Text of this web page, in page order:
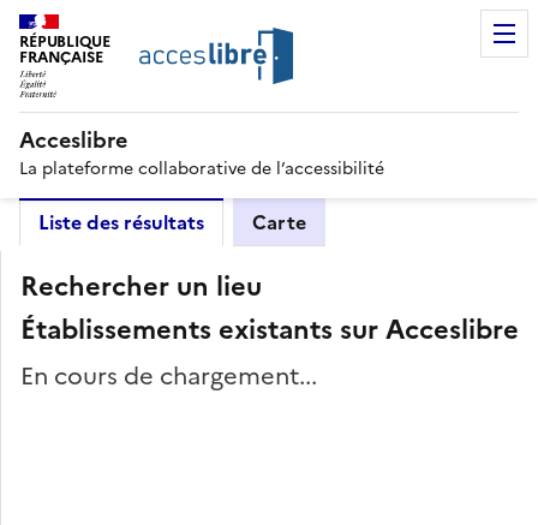
RÉPUBLIQUE
FRANÇAISE
Acceslibre
La plateforme collaborative de l’accessibilité
Liste des résultats Carte
Rechercher un lieu
Établissements existants sur Acceslibre
En cours de chargement...